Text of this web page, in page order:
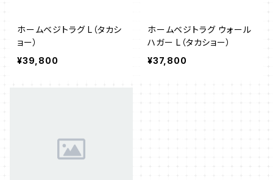
ホームベジトラグ L（タカシ
ョー）
¥39,800
ホームベジトラグ ウォール
ハガー L（タカショー）
¥37,800